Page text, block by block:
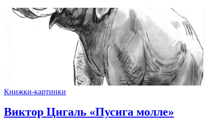
Книжки-картинки
Виктор Цигаль «Пусига молле»